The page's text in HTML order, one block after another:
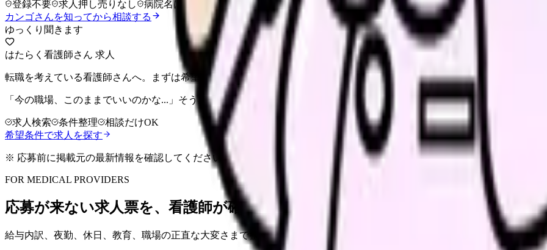
登録不要 求人押し売りなし
病院名は入力不要
カンゴさんを知ってから相談する
ゆっくり聞きます
はたらく看護師さん 求人
転職を考えている看護師さんへ。まずは希望条件を整理して、求人を見比べられます。
「今の職場、このままでいいのかな...」そう感じたら、求人票の条件と応募前に確認したい不安を分けて整理してみてくだ
求人検索 条件整理
相談だけOK
希望条件で求人を探す
※ 応募前に掲載元の最新情報を確認してください
FOR MEDICAL PROVIDERS
応募が来ない求人票を、看護師が確認したい内容に直せます
給与内訳、夜勤、休日、教育、職場の正直な大変さまで整理し、応募前の不安を減らす求人票へ改善します。